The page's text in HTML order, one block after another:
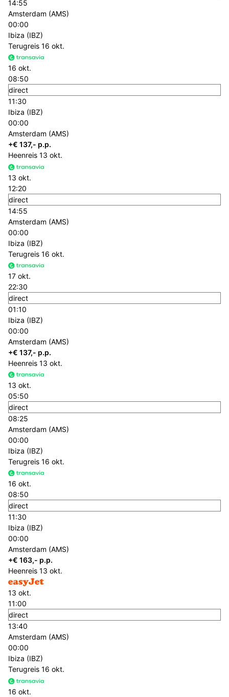
14:55
Amsterdam (AMS)
00:00
Ibiza (IBZ)
Terugreis 16 okt.
16 okt.
08:50
direct
11:30
Ibiza (IBZ)
00:00
Amsterdam (AMS)
+€ 137,- p.p.
Heenreis 13 okt.
13 okt.
12:20
direct
14:55
Amsterdam (AMS)
00:00
Ibiza (IBZ)
Terugreis 16 okt.
17 okt.
22:30
direct
01:10
Ibiza (IBZ)
00:00
Amsterdam (AMS)
+€ 137,- p.p.
Heenreis 13 okt.
13 okt.
05:50
direct
08:25
Amsterdam (AMS)
00:00
Ibiza (IBZ)
Terugreis 16 okt.
16 okt.
08:50
direct
11:30
Ibiza (IBZ)
00:00
Amsterdam (AMS)
+€ 163,- p.p.
Heenreis 13 okt.
13 okt.
11:00
direct
13:40
Amsterdam (AMS)
00:00
Ibiza (IBZ)
Terugreis 16 okt.
16 okt.